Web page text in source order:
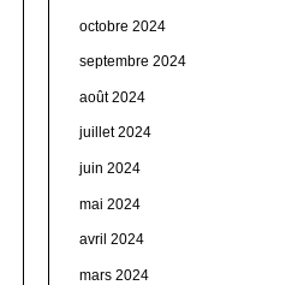
octobre 2024
septembre 2024
août 2024
juillet 2024
juin 2024
mai 2024
avril 2024
mars 2024